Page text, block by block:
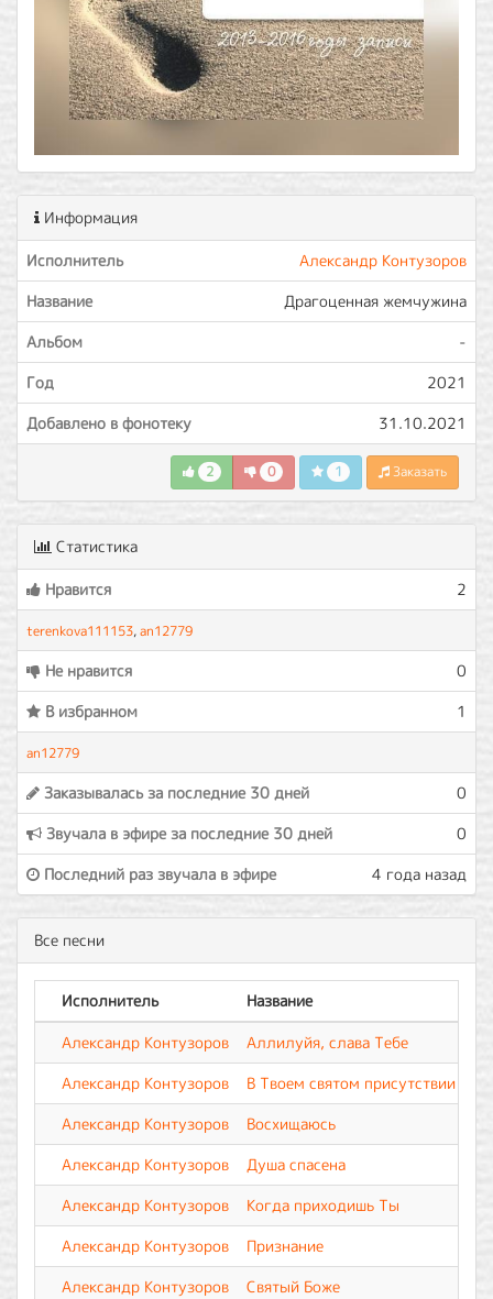
Информация
Исполнитель
Александр Контузоров
Название
Драгоценная жемчужина
Альбом
-
Год
2021
Добавлено в фонотеку
31.10.2021
2 0 1 Заказать
Статистика
Нравится 2
terenkova111153,an12779
Не нравится
0
В избранном
1
an12779
Заказывалась за последние 30 дней
0
Звучала в эфире за последние 30 дней
0
Последний раз звучала в эфире
4 года назад
Все песни
Исполнитель
Название
Александр Контузоров
Аллилуйя, слава Тебе
Александр Контузоров
В Твоем святом присутствии
Александр Контузоров
Восхищаюсь
Александр Контузоров
Душа спасена
Александр Контузоров
Когда приходишь Ты
Александр Контузоров
Признание
Александр Контузоров
Святый Боже